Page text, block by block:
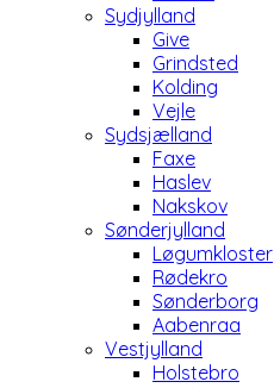
Sydjylland
Give
Grindsted
Kolding
Vejle
Sydsjælland
Faxe
Haslev
Nakskov
Sønderjylland
Løgumkloster
Rødekro
Sønderborg
Aabenraa
Vestjylland
Holstebro